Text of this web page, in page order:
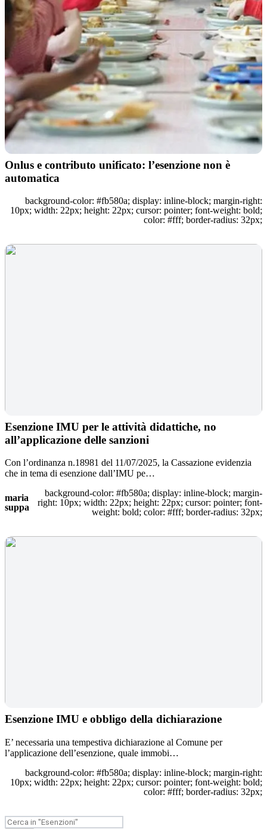
Onlus e contributo unificato: l’esenzione non è
automatica
background-color: #fb580a; display: inline-block; margin-right:
10px; width: 22px; height: 22px; cursor: pointer; font-weight: bold;
color: #fff; border-radius: 32px;
Esenzione IMU per le attività didattiche, no
all’applicazione delle sanzioni
Con l’ordinanza n.18981 del 11/07/2025, la Cassazione evidenzia
che in tema di esenzione dall’IMU pe…
maria
suppa
background-color: #fb580a; display: inline-block; margin-
right: 10px; width: 22px; height: 22px; cursor: pointer; font-
weight: bold; color: #fff; border-radius: 32px;
Esenzione IMU e obbligo della dichiarazione
E’ necessaria una tempestiva dichiarazione al Comune per
l’applicazione dell’esenzione, quale immobi…
background-color: #fb580a; display: inline-block; margin-right:
10px; width: 22px; height: 22px; cursor: pointer; font-weight: bold;
color: #fff; border-radius: 32px;